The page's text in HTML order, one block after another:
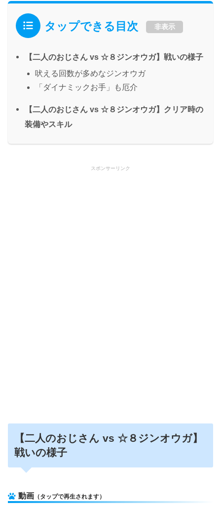
タップできる目次 非表示
【二人のおじさん vs ☆８ジンオウガ】戦いの様子
吠える回数が多めなジンオウガ
「ダイナミックお手」も厄介
【二人のおじさん vs ☆８ジンオウガ】クリア時の
装備やスキル
スポンサーリンク
【二人のおじさん vs ☆８ジンオウガ】
戦いの様子
動画 （タップで再生されます）